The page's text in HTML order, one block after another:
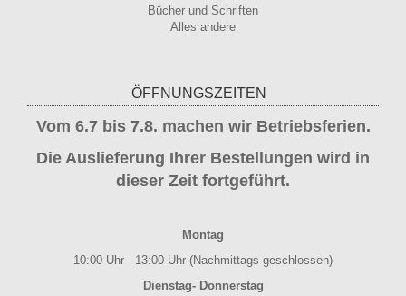
Bücher und Schriften
Alles andere
ÖFFNUNGSZEITEN
Vom 6.7 bis 7.8. machen wir Betriebsferien.
Die Auslieferung Ihrer Bestellungen wird in
dieser Zeit fortgeführt.
Montag
10:00 Uhr - 13:00 Uhr (Nachmittags geschlossen)
Dienstag- Donnerstag